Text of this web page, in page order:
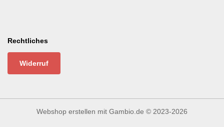
Rechtliches
Widerruf
Webshop erstellen mit Gambio.de © 2023-2026